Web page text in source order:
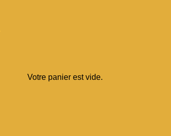
Votre panier est vide.